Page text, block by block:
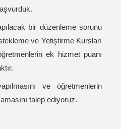
bir düzenleme sorunu
ve Yetiştirme Kursları
ek hizmet puanı
ve öğretmenlerin
talep ediyoruz.